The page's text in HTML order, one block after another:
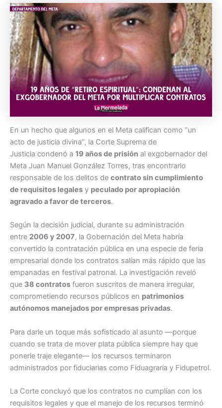
En un hecho que algunos en el Meta califican como “un
acto de justicia divina”, la Corte Suprema de
Justicia condenó a 19 años de prisión al exgobernador del
Meta Juan Manuel González Torres, tras encontrarlo
responsable de los delitos de contrato sin cumplimiento
de requisitos legales y peculado por apropiación
agravado a favor de terceros.
Según la decisión judicial, durante su administración
entre 2006 y 2007, la Gobernación del Meta habría
convertido la contratación pública en una especie de feria
empresarial donde los contratos salían más rápido que las
empanadas en festival patronal. La investigación reveló
que 38 contratos fueron suscritos de manera irregular,
comprometiendo recursos públicos en patrimonios
autónomos manejados por empresas privadas.
Para darle un toque más sofisticado al asunto —porque
cuando se trata de mover plata pública siempre hay que
ponerle traje elegante— los recursos terminaron
administrados por fiduciarias como Fiduagraria y Fidupetrol.
La Corte concluyó que los contratos no cumplían con los
requisitos legales y que el manejo de los recursos terminó